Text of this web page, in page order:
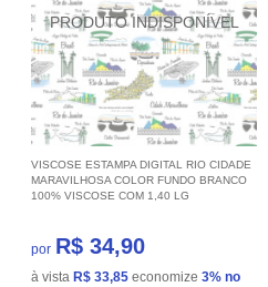
VISCOSE ESTAMPA DIGITAL RIO CIDADE
MARAVILHOSA COLOR FUNDO BRANCO
100% VISCOSE COM 1,40 LG
por R$ 34,90
à vista R$ 33,85 economize 3% no